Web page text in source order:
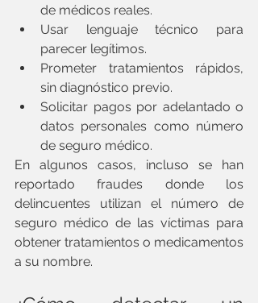
de médicos reales.
Usar lenguaje técnico para
parecer legítimos.
Prometer tratamientos rápidos,
sin diagnóstico previo.
Solicitar pagos por adelantado o
datos personales como número
de seguro médico.
En algunos casos, incluso se han
reportado fraudes donde los
delincuentes utilizan el número de
seguro médico de las víctimas para
obtener tratamientos o medicamentos
a su nombre.